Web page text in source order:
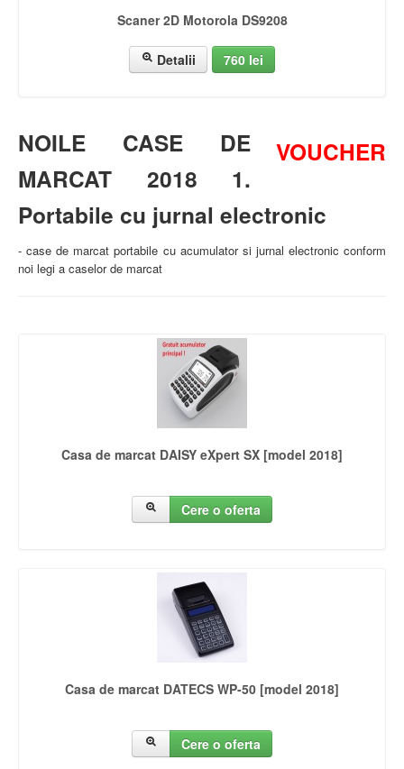
Scaner 2D Motorola DS9208
Detalii 760 lei
VOUCHER
NOILE CASE DE
MARCAT 2018 1.
Portabile cu jurnal electronic
- case de marcat portabile cu acumulator si jurnal electronic conform
noi legi a caselor de marcat
Casa de marcat DAISY eXpert SX [model 2018]
Cere o oferta
Casa de marcat DATECS WP-50 [model 2018]
Cere o oferta